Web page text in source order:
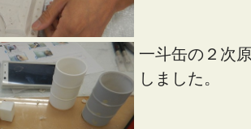
一斗缶の２次
しました。